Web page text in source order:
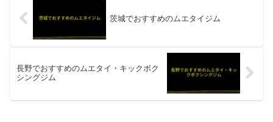
茨城でおすすめのムエタイジム
長野でおすすめのムエタイ・キックボク
シングジム